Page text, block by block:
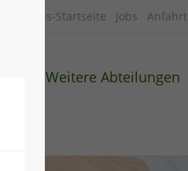
Praxis-Startseite Jobs Anfahrt
Weitere Abteilungen